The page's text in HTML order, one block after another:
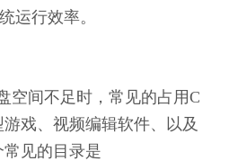
运行效率。
空间不足时，常见的占用C
戏、视频编辑软件、以及
见的目录是